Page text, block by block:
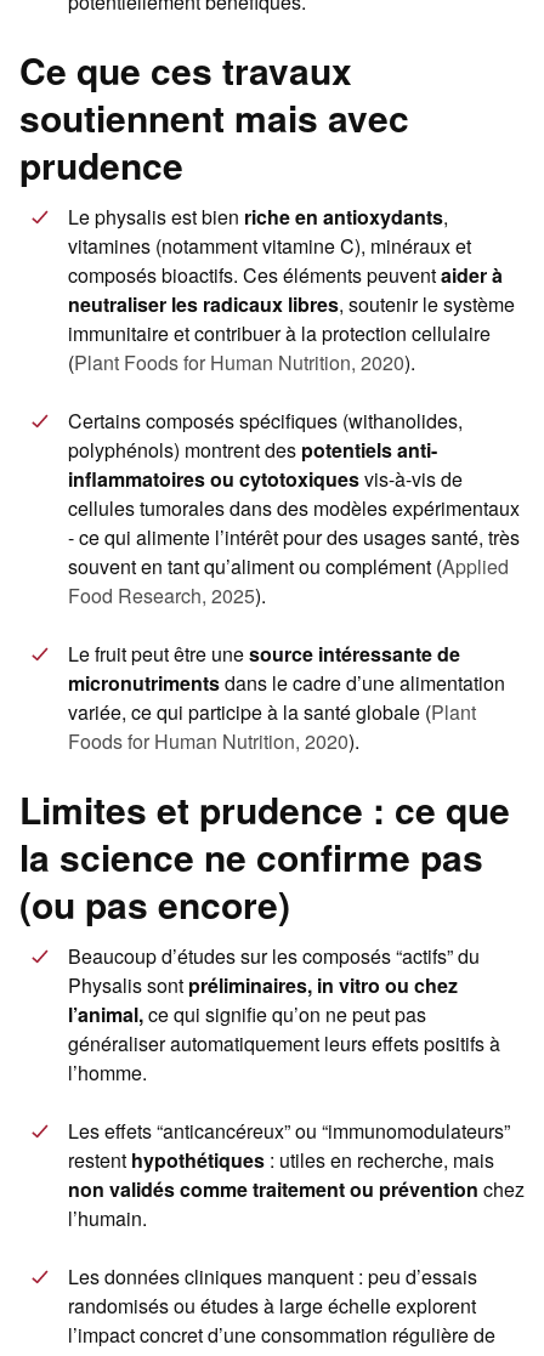
Ce que ces travaux
soutiennent mais avec
prudence
Le physalis est bien riche en antioxydants,
vitamines (notamment vitamine C), minéraux et
composés bioactifs. Ces éléments peuventaider à
neutraliser les radicaux libres, soutenir le système
immunitaire et contribuer à la protection cellulaire
(Plant Foods for Human Nutrition, 2020).
Certains composés spécifiques (withanolides,
polyphénols) montrent des potentiels anti-
inflammatoires ou cytotoxiquesvis-à-vis de
cellules tumorales dans des modèles expérimentaux
- ce qui alimente l’intérêt pour des usages santé, très
souvent en tant qu’aliment ou complément (Applied
Food Research, 2025).
Le fruit peut être unesource intéressante de
micronutrimentsdans le cadre d’une alimentation
variée, ce qui participe à la santé globale (Plant
Foods for Human Nutrition, 2020).
Limites et prudence : ce que
la science ne confirme pas
(ou pas encore)
Beaucoup d’études sur les composés “actifs” du
Physalis sont préliminaires, in vitro ou chez
l’animal,ce qui signifie qu’on ne peut pas
généraliser automatiquement leurs effets positifs à
l’homme.
Les effets “anticancéreux” ou “immunomodulateurs”
restent hypothétiques : utiles en recherche, mais
non validés comme traitement ou prévention chez
l’humain.
Les données cliniques manquent : peu d’essais
randomisés ou études à large échelle explorent
l’impact concret d’une consommation régulière de